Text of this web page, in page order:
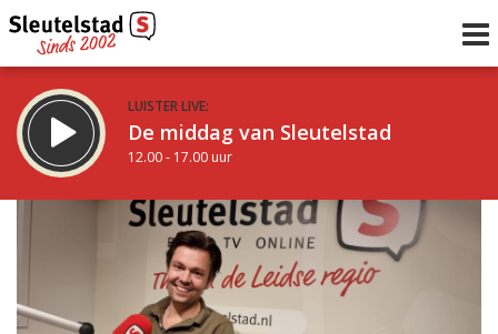
LUISTER LIVE:
De middag van Sleutelstad
12.00 - 17.00 uur
Sleutelstad 30
uur 1 van 0
Inklappen